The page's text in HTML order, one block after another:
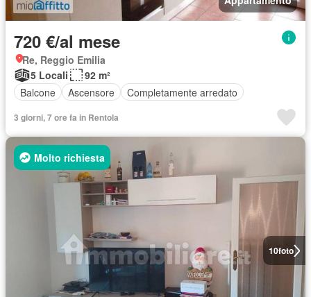
720 €/al mese
Re, Reggio Emilia
5 Locali
92 m²
Balcone
Ascensore Completamente arredato
3 giorni, 7 ore fa in Rentola
10foto
Molto richiesta